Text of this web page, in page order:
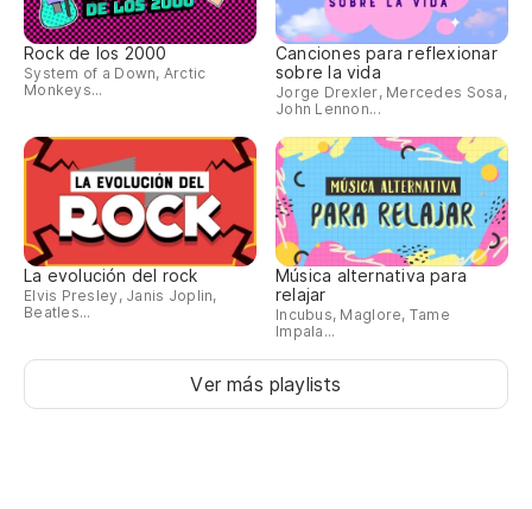
Rock de los 2000
System of a Down, Arctic
Monkeys...
Canciones para reflexionar
sobre la vida
Jorge Drexler, Mercedes Sosa,
John Lennon...
La evolución del rock
Elvis Presley, Janis Joplin,
Beatles...
Música alternativa para
relajar
Incubus, Maglore, Tame
Impala...
Ver más playlists